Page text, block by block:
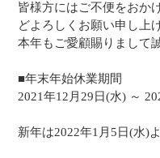
皆様方にはご不便をおか
どよろしくお願い申し上
本年もご愛顧賜りまして
■年末年始休業期間
2021年12月29日(水) ～
新年は2022年1月5日(水)